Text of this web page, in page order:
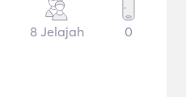
8 Jelajah 0